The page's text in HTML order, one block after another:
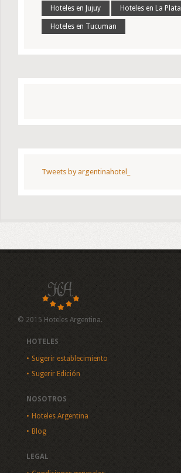
Hoteles en Jujuy Hoteles en La Plata
Hoteles en Tucuman
Tweets by argentinahotel_
© 2015 Hoteles Argentina.
HOTELES
Sugerir establecimiento
Sugerir Edición
NOSOTROS
Hoteles Argentina
Blog
LEGAL